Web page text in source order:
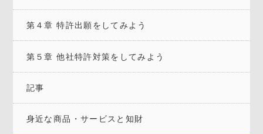
第４章 特許出願をしてみよう
第５章 他社特許対策をしてみよう
記事
身近な商品・サービスと知財